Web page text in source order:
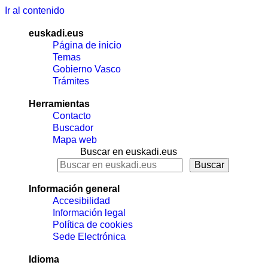
Ir al contenido
euskadi.eus
Página de inicio
Temas
Gobierno Vasco
Trámites
Herramientas
Contacto
Buscador
Mapa web
Buscar en euskadi.eus
Información general
Accesibilidad
Información legal
Política de cookies
Sede Electrónica
Idioma